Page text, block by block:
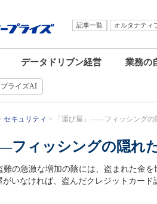
記事一覧 オルタナティ
データドリブン経営 業務の
ライズAI
セキュリティ 「運び屋」――フィッシングの
フィッシングの隠れ
難の急激な増加の陰には、盗まれた金
いなければ、盗んだクレジットカー